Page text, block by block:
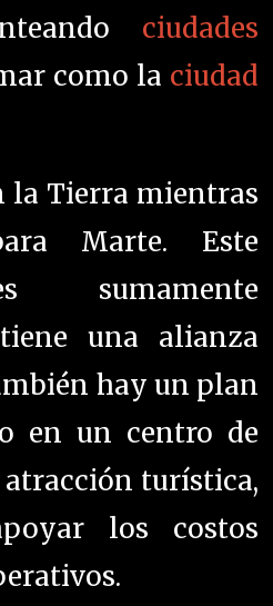
ciudades
como la ciudad
la Tierra mientras
Marte. Este
sumamente
una alianza
hay un plan
en un centro de
turística,
los costos